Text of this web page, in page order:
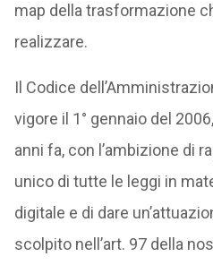
map della trasformazione
realizzare.
Il Codice
vigore il 1° gennaio del
anni fa, con l’ambizione di
unico di tutte le leggi in
digitale e di dare
scolpito nell’art. 97 della